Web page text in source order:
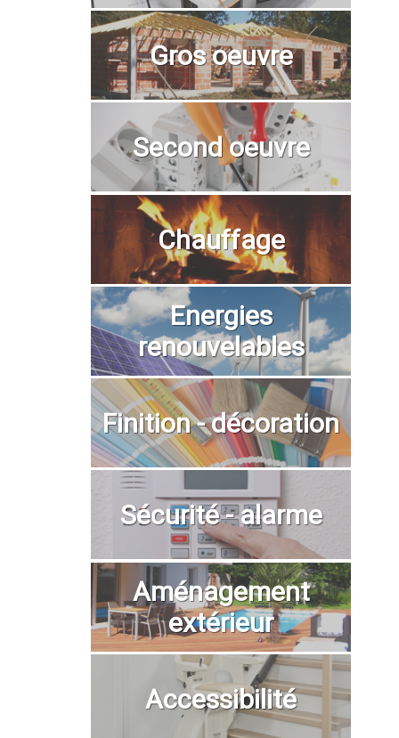
Gros oeuvre
Second oeuvre
Chauffage
Energies
renouvelables
Finition - décoration
Sécurité - alarme
Aménagement
extérieur
Accessibilité